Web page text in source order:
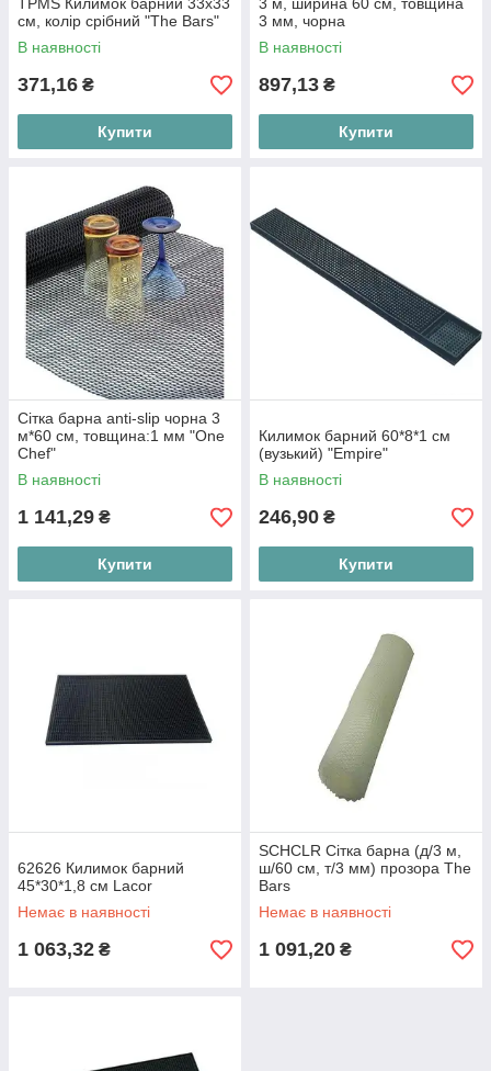
см, колір срібний "The Bars"
В наявності
371,16 ₴
Купити
3 мм, чорна
В наявності
897,13 ₴
Купити
Сітка барна anti-slip чорна 3
м*60 см, товщина:1 мм "One
Chef"
В наявності
1 141,29 ₴
Купити
Килимок барний 60*8*1 см
(вузький) "Empire"
В наявності
246,90 ₴
Купити
62626 Килимок барний
45*30*1,8 см Lacor
Немає в наявності
1 063,32 ₴
SCHCLR Сітка барна (д/3 м,
ш/60 см, т/3 мм) прозора The
Bars
Немає в наявності
1 091,20 ₴